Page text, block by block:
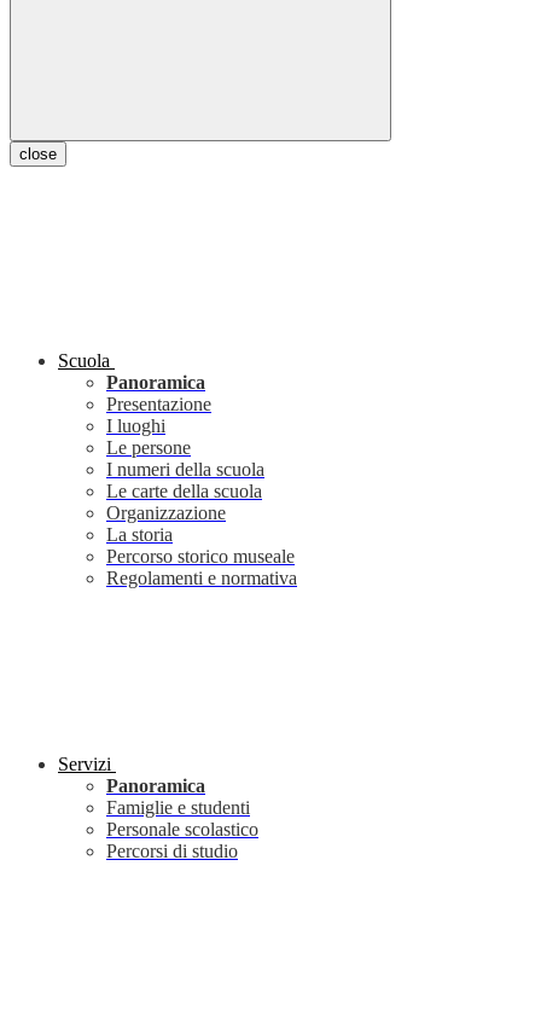
close
Scuola
Panoramica
Presentazione
I luoghi
Le persone
I numeri della scuola
Le carte della scuola
Organizzazione
La storia
Percorso storico museale
Regolamenti e normativa
Servizi
Panoramica
Famiglie e studenti
Personale scolastico
Percorsi di studio